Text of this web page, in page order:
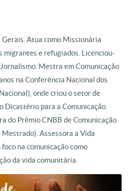
Atua como Missionária
migrantes e refugiados. Licenciou-
Mestra em Comunicação
na Conferência Nacional dos
onde criou o setor de
Dicastério para a Comunicação
do Prêmio CNBB de Comunicação
Assessora a Vida
na comunicação como
da vida comunitária.